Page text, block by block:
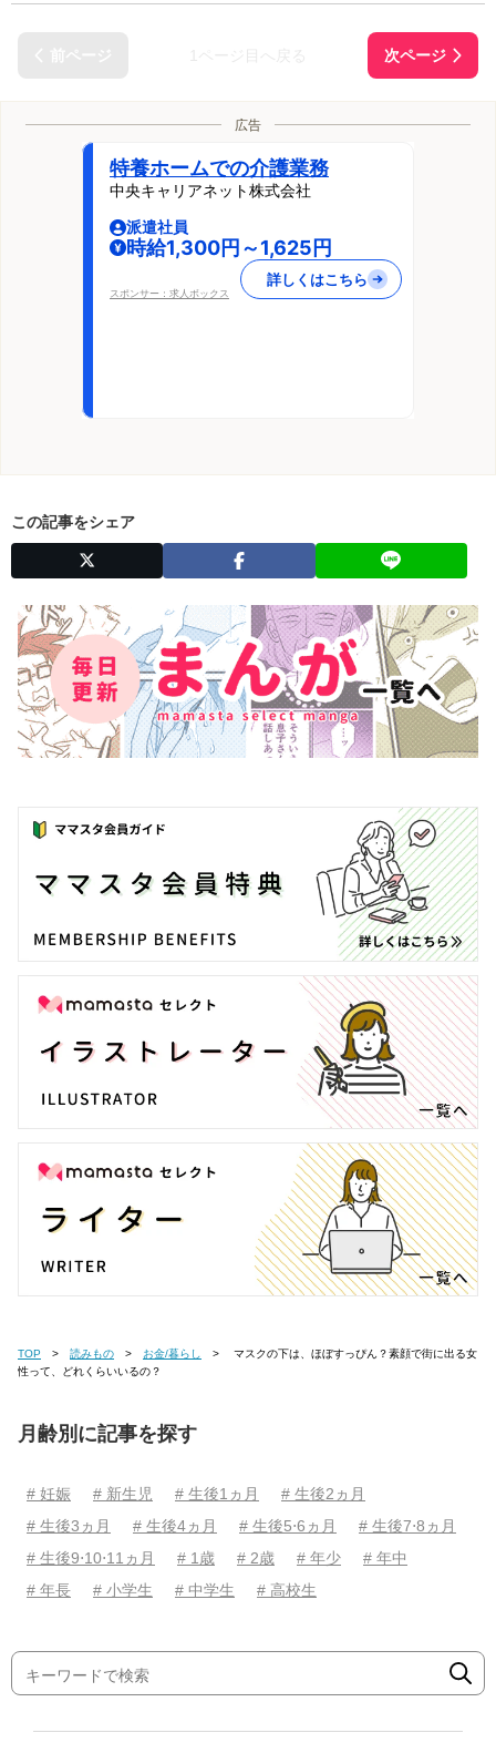
広告
特養ホームでの介護業務
中央キャリアネット株式会社
派遣社員
時給1,300円～1,625円
スポンサー：求人ボックス
詳しくはこちら
この記事をシェア
TOP 読みもの お金/暮らし
性って、どれくらいいるの？
月齢別に記事を探す
# 妊娠 # 新生児 # 生後1ヵ月
# 生後2ヵ月
# 生後3ヵ月
# 生後4ヵ月 # 生後5⋅6ヵ月
# 生後7⋅8ヵ月
# 生後9⋅10⋅11ヵ月
# 1歳 # 2歳 # 年少
# 年中
# 年長
# 小学生 # 中学生 # 高校生